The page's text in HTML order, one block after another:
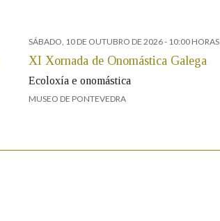
SÁBADO, 10 DE OUTUBRO DE 2026- 10:00 HORAS
XI Xornada de Onomástica Galega
Ecoloxía e onomástica
MUSEO DE PONTEVEDRA